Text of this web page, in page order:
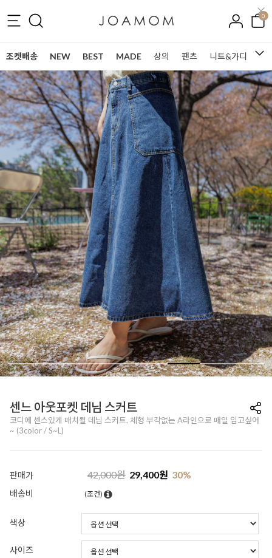
0
조켓배송 NEW BEST MADE 상의 팬츠 니트&가디건
센느 아웃포켓 데님 스커트
코디에 센스있게 매치될 데님 스커트. 체형 부각없는 A라인으로 매일 입고싶어
~ (3color / S~L)
판매가 42,000원 29,400원 30%
배송비 (조건)
색상
사이즈